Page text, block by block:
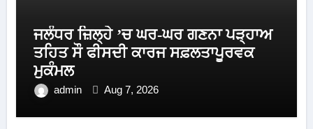
ਜਲੰਧਰ ਜ਼ਿਲ੍ਹੇ ’ਚ ਘਰ-ਘਰ ਗਣਨਾ ਪੜ੍ਹਾਅ
ਤਹਿਤ ਸੌ ਫੀਸਦੀ ਕਾਰਜ ਸਫ਼ਲਤਾਪੂਰਵਕ
ਮੁਕੰਮਲ
admin Aug 7, 2026